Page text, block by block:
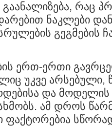
გაანალიზება, რაც
ნაკლები
გეგმების
ერთ-ერთი
უკვე არსებული,
და
ამ დროს
ფაქტორებია